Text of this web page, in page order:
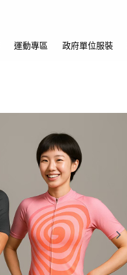
運動專區 政府單位服裝